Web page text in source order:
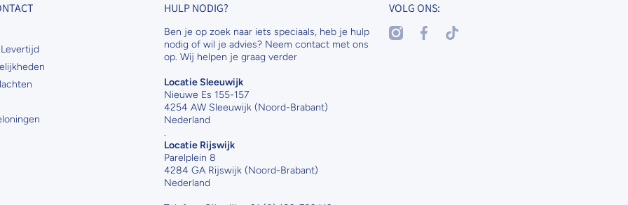
HULP NODIG?
Ben je op zoek naar iets speciaals, heb je hulp
nodig of wil je advies? Neem contact met ons
op. Wij helpen je graag verder
Locatie Sleeuwijk
Nieuwe Es 155-157
4254 AW Sleeuwijk (Noord-Brabant)
Nederland
.
Locatie Rijswijk
Parelplein 8
4284 GA Rijswijk (Noord-Brabant)
Nederland
VOLG ONS:
instagramcom/nenaspetsandhorses
facebookcom/nenasdogscats
tiktokcom/@nenaspetsnl